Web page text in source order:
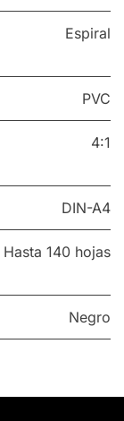
Espiral
PVC
4:1
DIN-A4
Hasta 140 hojas
Negro